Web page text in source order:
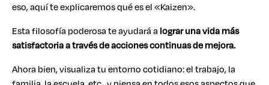
eso, aquí te explicaremos qué es el «Kaizen».
Esta filosofía poderosa te ayudará a lograr una vida más
satisfactoria a través de acciones continuas de mejora.
Ahora bien, visualiza tu entorno cotidiano: el trabajo, la